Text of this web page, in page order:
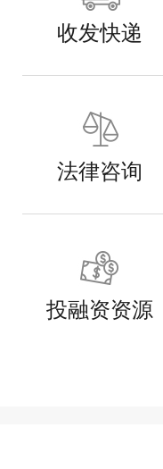
收发快递
法律咨询
投融资资源